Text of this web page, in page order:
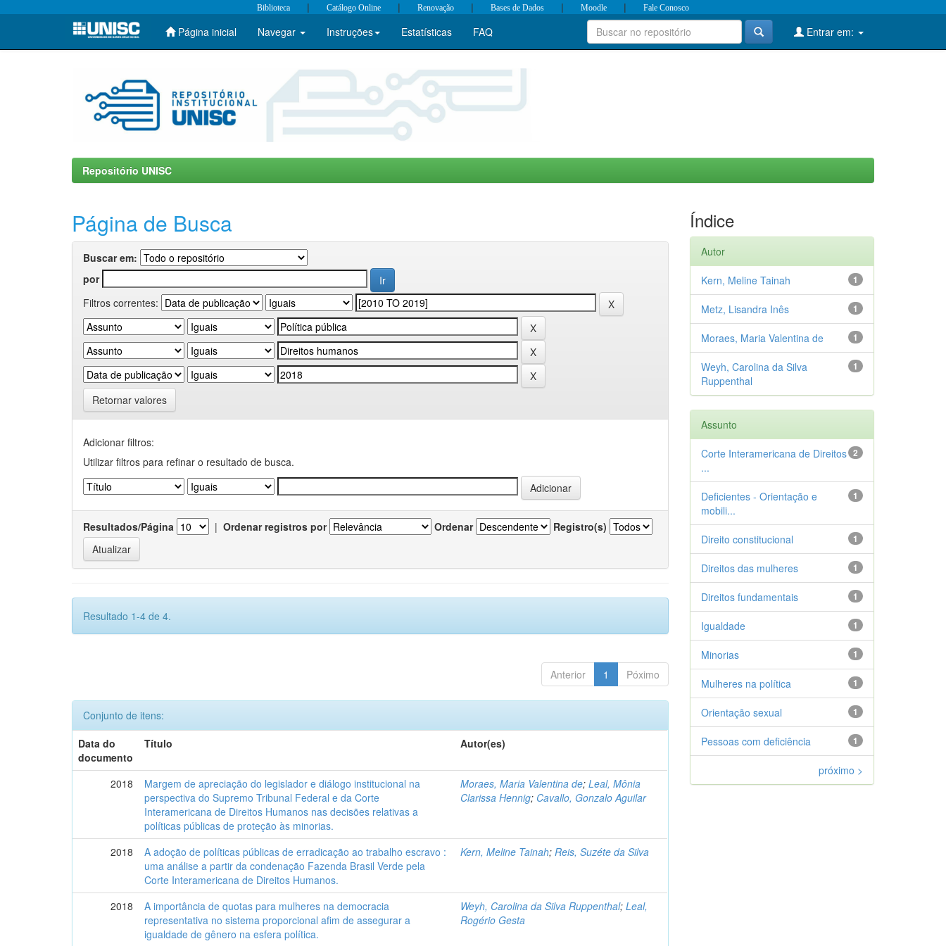
Skip
Biblioteca | Catálogo Online | Renovação | Bases de Dados | Moodle | Fale Conosco
Página inicial Navegar Instruções Estatísticas FAQ Entrar em:
Repositório UNISC
Página de Busca
Buscar em:
por
Filtros correntes:
Retornar valores
Adicionar filtros:
Utilizar filtros para refinar o resultado de busca.
Resultados/Página | Ordenar registros por Ordenar Registro(s)
Resultado 1-4 de 4.
Anterior 1 Póximo
Conjunto de itens:
Data do
documento
Título Autor(es)
2018
Margem de apreciação do legislador e diálogo institucional na
perspectiva do Supremo Tribunal Federal e da Corte
Interamericana de Direitos Humanos nas decisões relativas a
políticas públicas de proteção às minorias.
Moraes, Maria Valentina de;Leal, Mônia
Clarissa Hennig; Cavallo, Gonzalo Aguilar
2018
A adoção de políticas públicas de erradicação ao trabalho escravo :
uma análise a partir da condenação Fazenda Brasil Verde pela
Corte Interamericana de Direitos Humanos.
Kern, Meline Tainah;Reis, Suzéte da Silva
2018
A importância de quotas para mulheres na democracia
representativa no sistema proporcional afim de assegurar a
igualdade de gênero na esfera política.
Weyh, Carolina da Silva Ruppenthal;Leal,
Rogério Gesta
Índice
Autor
1
Kern, Meline Tainah
1
Metz, Lisandra Inês
1
Moraes, Maria Valentina de
1
Weyh, Carolina da Silva
Ruppenthal
Assunto
2
Corte Interamericana de Direitos
...
1
Deficientes - Orientação e
mobili...
1
Direito constitucional
1
Direitos das mulheres
1
Direitos fundamentais
1
Igualdade
1
Minorias
1
Mulheres na política
1
Orientação sexual
1
Pessoas com deficiência
próximo >